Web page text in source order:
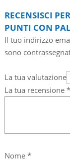
RECENSISCI
PUNTI CON
Il tuo indirizzo
sono
La tua valutazione
La tua recensione *
Nome *